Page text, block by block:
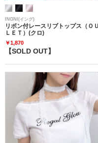
INGNI(イング)
リボン付レースリブトップス（Ｏ
ＬＥＴ）(クロ)
￥1,870
【SOLD OUT】